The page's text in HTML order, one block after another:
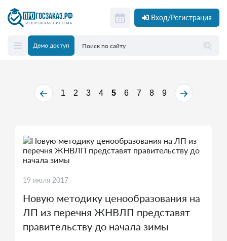
Вход/Регистрация
Демо доступ
1 2 3 4 5 6 7 8 9
19 июля 2017
Новую методику ценообразования на
ЛП из перечня ЖНВЛП представят
правительству до начала зимы